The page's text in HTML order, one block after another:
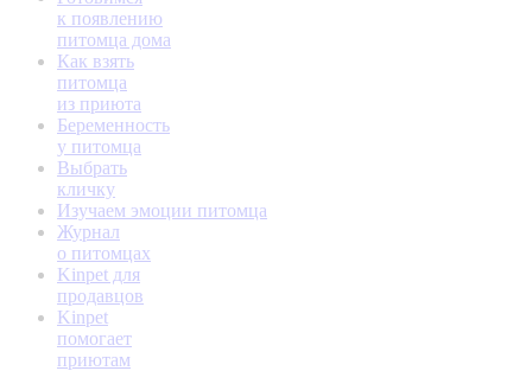
к появлению
питомца дома
Как взять
питомца
из приюта
Беременность
у питомца
Выбрать
кличку
Изучаем эмоции питомца
Журнал
о питомцах
Kinpet для
продавцов
Kinpet
помогает
приютам